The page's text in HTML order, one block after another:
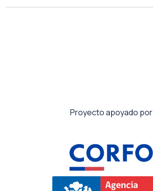
Proyecto apoyado por